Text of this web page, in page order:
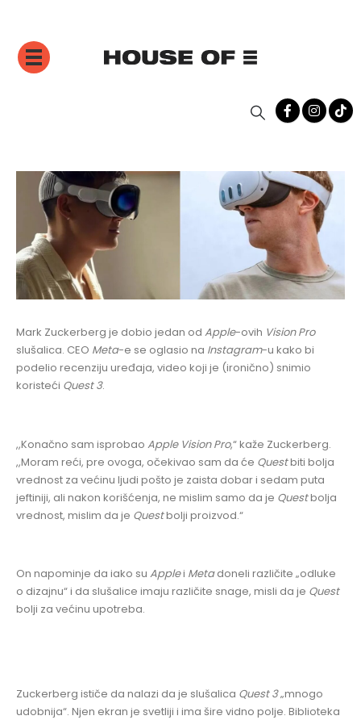
Mark Zuckerberg je dobio jedan od Apple-ovih Vision Pro
slušalica. CEO Meta-e se oglasio na Instagram-u kako bi
podelio recenziju uređaja, video koji je (ironično) snimio
koristeći Quest 3.
,,Konačno sam isprobao Apple Vision Pro,“ kaže Zuckerberg.
,,Moram reći, pre ovoga, očekivao sam da će Questbiti bolja
vrednost za većinu ljudi pošto je zaista dobar i sedam puta
jeftiniji, ali nakon korišćenja, ne mislim samo da je Questbolja
vrednost, mislim da je Questbolji proizvod.“
On napominje da iako su Applei Metadoneli različite „odluke
o dizajnu“ i da slušalice imaju različite snage, misli da je Quest
bolji za većinu upotreba.
Zuckerberg ističe da nalazi da je slušalica Quest 3„mnogo
udobnija“. Njen ekran je svetliji i ima šire vidno polje. Biblioteka